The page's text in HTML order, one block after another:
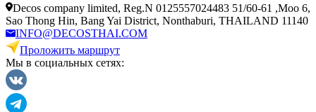
Decos company limited, Reg.N 0125557024483 51/60-61 ,Moo 6,
Sao Thong Hin, Bang Yai District, Nonthaburi, THAILAND 11140
INFO@DECOSTHAI.COM
Проложить маршрут
Мы в социальных сетях: